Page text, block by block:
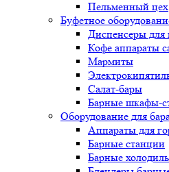
Пельменный цех
Буфетное
Диспенсеры для
Кофе аппараты
Мармиты
Cалат-бары
Барные шкафы-
Оборудование для
Аппараты для
Барные станции
Барные